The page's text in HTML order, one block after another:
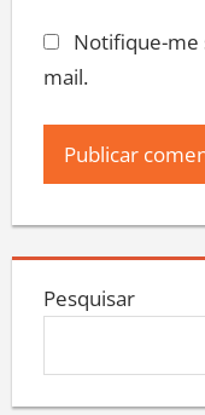
Notifique-me
mail.
Pesquisar